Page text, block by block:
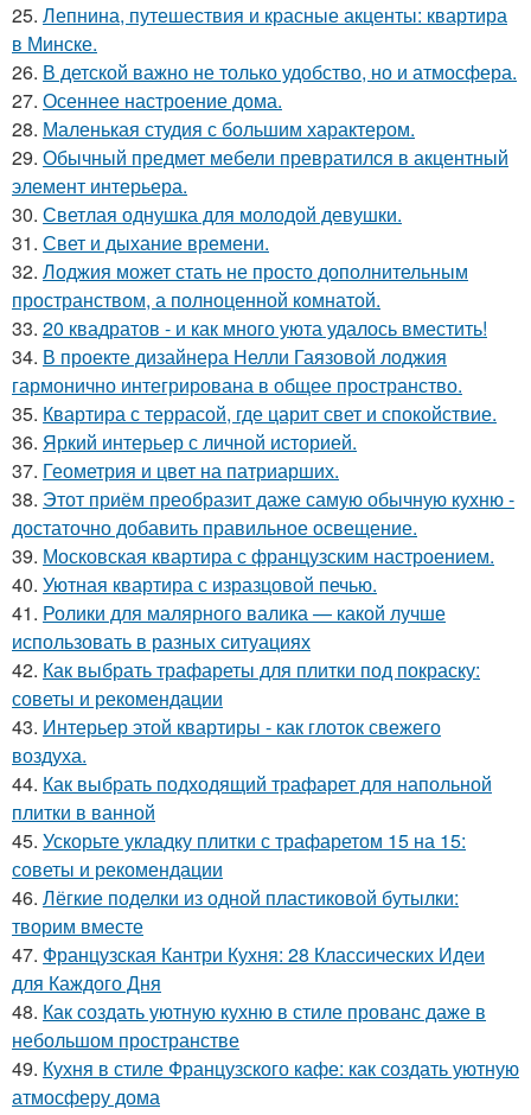
25. Лепнина, путешествия и красные акценты: квартира
в Минске.
26. В детской важно не только удобство, но и атмосфера.
27. Осеннее настроение дома.
28. Маленькая студия с большим характером.
29. Обычный предмет мебели превратился в акцентный
элемент интерьера.
30. Светлая однушка для молодой девушки.
31. Свет и дыхание времени.
32. Лоджия может стать не просто дополнительным
пространством, а полноценной комнатой.
33. 20 квадратов - и как много уюта удалось вместить!
34. В проекте дизайнера Нелли Гаязовой лоджия
гармонично интегрирована в общее пространство.
35. Квартира с террасой, где царит свет и спокойствие.
36. Яркий интерьер с личной историей.
37. Геометрия и цвет на патриарших.
38. Этот приём преобразит даже самую обычную кухню -
достаточно добавить правильное освещение.
39. Московская квартира с французским настроением.
40. Уютная квартира с изразцовой печью.
41. Ролики для малярного валика — какой лучше
использовать в разных ситуациях
42. Как выбрать трафареты для плитки под покраску:
советы и рекомендации
43. Интерьер этой квартиры - как глоток свежего
воздуха.
44. Как выбрать подходящий трафарет для напольной
плитки в ванной
45. Ускорьте укладку плитки с трафаретом 15 на 15:
советы и рекомендации
46. Лёгкие поделки из одной пластиковой бутылки:
творим вместе
47. Французская Кантри Кухня: 28 Классических Идеи
для Каждого Дня
48. Как создать уютную кухню в стиле прованс даже в
небольшом пространстве
49. Кухня в стиле Французского кафе: как создать уютную
атмосферу дома